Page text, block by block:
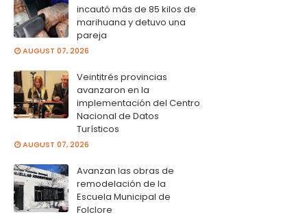
incautó más de 85 kilos de
marihuana y detuvo una
pareja
AUGUST 07, 2026
Veintitrés provincias
avanzaron en la
implementación del Centro
Nacional de Datos
Turísticos
AUGUST 07, 2026
Avanzan las obras de
remodelación de la
Escuela Municipal de
Folclore